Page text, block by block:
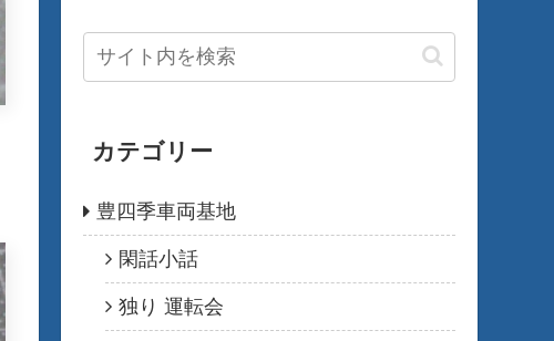
カテゴリー
豊四季車両基地
閑話小話
独り 運転会